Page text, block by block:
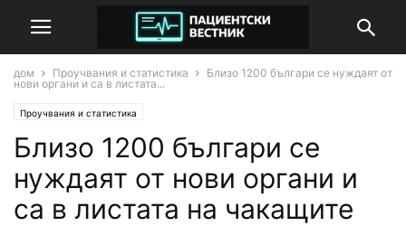
дом Проучвания и статистика
Близо 1200 българи се нуждаят от
нови органи и са в листата...
Проучвания и статистика
Близо 1200 българи се
нуждаят от нови органи и
са в листата на чакащите